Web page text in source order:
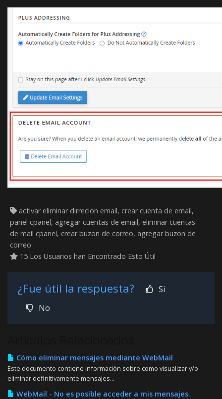
activar eliminar dirrecion email, crear cuenta de email,
panel cpanel, agregar cuentas de email, eliminar cuentas
de mail cpanel, crear buzon de correo, agregar buzon de
correo
15 Los Usuarios han Encontrado Esto Útil
¿Fue útil la respuesta?
Si
No
Cómo eliminar mensajes mediante WebMail
Este documento contiene información sobre como visualizar y/o
eliminar definitivamente mensajes...
WebMail - No es posible acceder a mis mensajes.